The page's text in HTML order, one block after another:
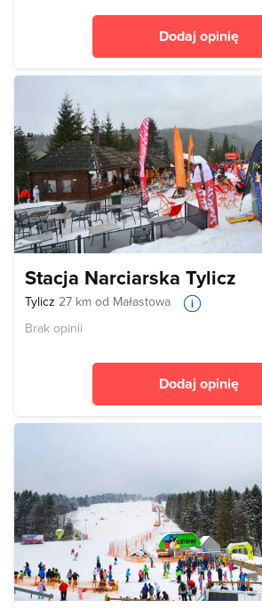
Dodaj opinię
Stacja Narciarska Tylicz
Tylicz 27 km od Małastowa
Brak opinii
Dodaj opinię